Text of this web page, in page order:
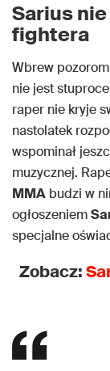
Sarius
fightera
Wbrew
nie jest
raper nie kryje
nastolatek
wspominał
muzycznej.
MMA budzi w
ogłoszeniem
specjalne
Zobacz: